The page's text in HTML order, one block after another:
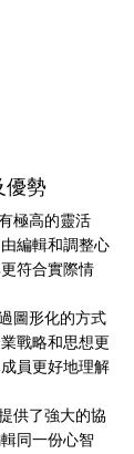
勢
極高的靈活
編輯和調整心
符合實際情
圖形化的方式
戰略和思想更
員更好地理解
供了強大的協
同一份心智